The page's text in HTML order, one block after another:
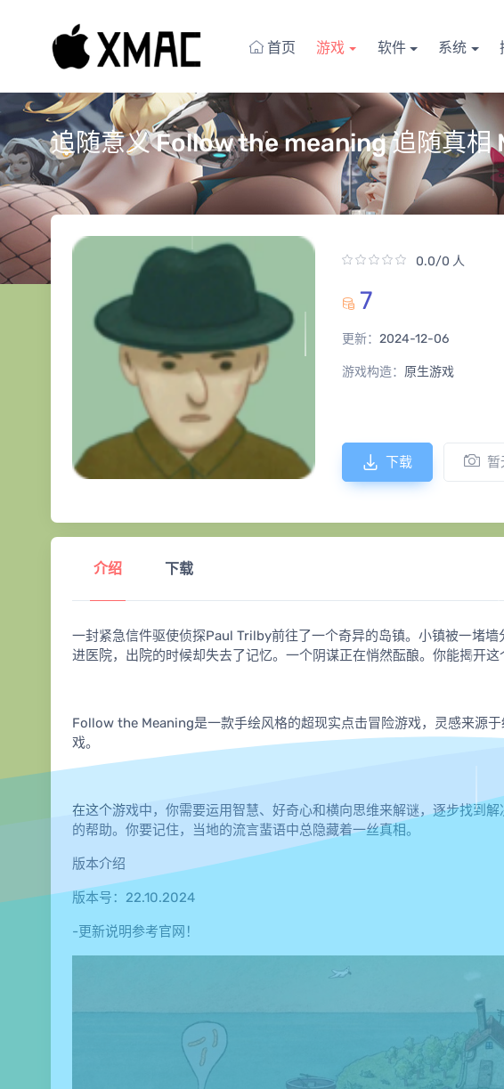
首页 游戏 软件 系统
追随意义 Follow the meaning 追随真相
0.0/0 人
7
更新： 2024-12-06
游戏构造： 原生游戏
下载 暂
介绍 下载
一封紧急信件驱使侦探Paul Trilby前往了一个奇异的岛镇。小镇被一堵
进医院，出院的时候却失去了记忆。一个阴谋正在悄然酝酿。你能揭开这
Follow the Meaning是一款手绘风格的超现实点击冒险游戏，灵感来源
戏。
在这个游戏中，你需要运用智慧、好奇心和横向思维来解谜，逐步找到
的帮助。你要记住，当地的流言蜚语中总隐藏着一丝真相。
版本介绍
版本号：22.10.2024
-更新说明参考官网！